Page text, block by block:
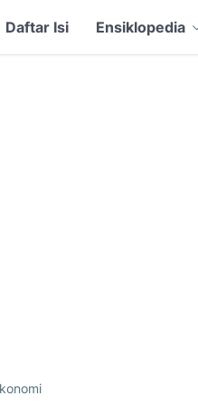
Daftar Isi Ensiklopedia